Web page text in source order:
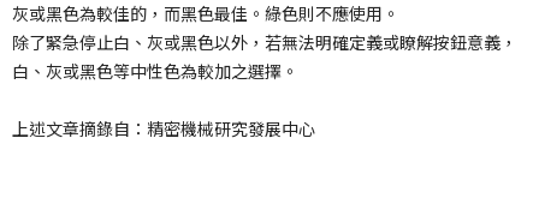
灰或黑色為較佳的，而黑色最佳。綠色則不應使用。
除了緊急停止白、灰或黑色以外，若無法明確定義或瞭解按鈕意義，
白、灰或黑色等中性色為較加之選擇。
上述文章摘錄自：精密機械研究發展中心